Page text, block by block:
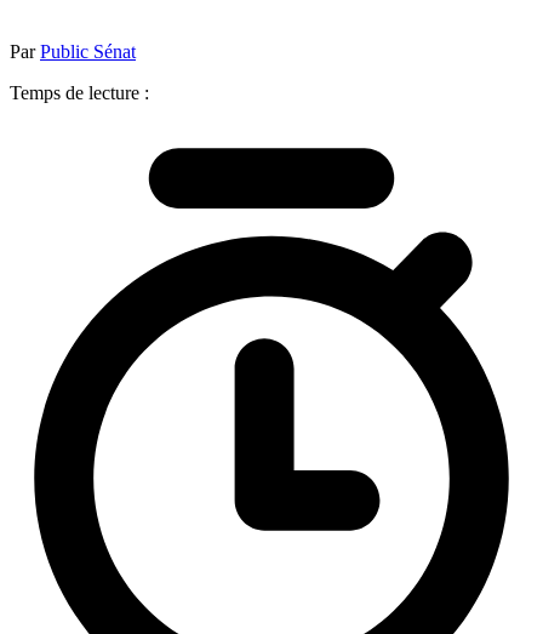
ParPublic Sénat
Temps de lecture :